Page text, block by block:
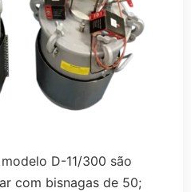
D-11/300 são
com bisnagas de 50;